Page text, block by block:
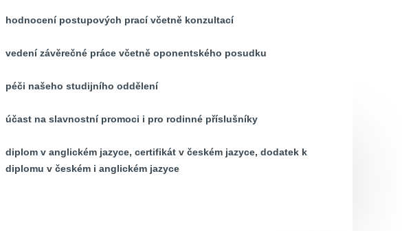
hodnocení postupových prací včetně konzultací
vedení závěrečné práce včetně oponentského posudku
péči našeho studijního oddělení
účast na slavnostní promoci i pro rodinné příslušníky
diplom v anglickém jazyce, certifikát v českém jazyce, dodatek k
diplomu v českém i anglickém jazyce